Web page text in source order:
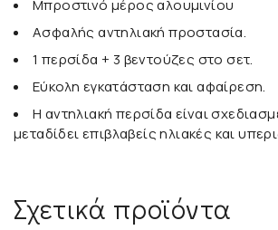
Μπροστινό μέρος αλουμινίου
Ασφαλής αντηλιακή προστασία.
1 περσίδα + 3 βεντούζες στο σετ.
Εύκολη εγκατάσταση και αφαίρεση.
Η αντηλιακή περσίδα είναι
μεταδίδει επιβλαβείς ηλιακές και
Σχετικά προϊόντα